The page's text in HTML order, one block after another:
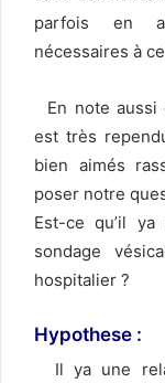
parfois en
nécessaires à
En note aussi
est très
bien aimés
poser notre
Est-ce qu’il
sondage
hospitalier ?
Hypothese :
Il ya une